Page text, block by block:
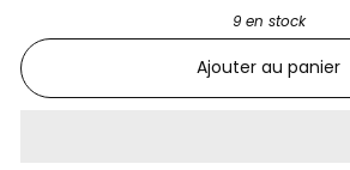
9 en stock
Ajouter au panier